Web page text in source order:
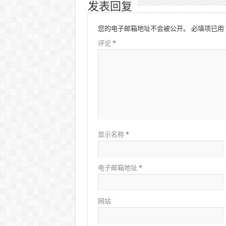
发表回复
您的电子邮箱地址不会被公开。 必填项已用
评论 *
显示名称 *
电子邮箱地址 *
网站